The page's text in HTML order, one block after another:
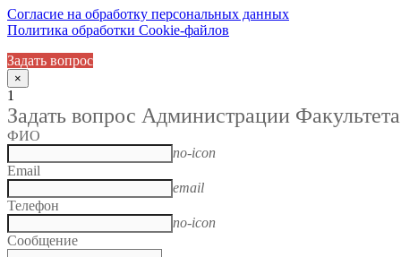
Согласие на обработку персональных данных
Политика обработки Cookie-файлов
Задать вопрос
×
1
Задать вопрос Администрации Факультета
ФИО
no-icon
Email
email
Телефон
no-icon
Сообщение